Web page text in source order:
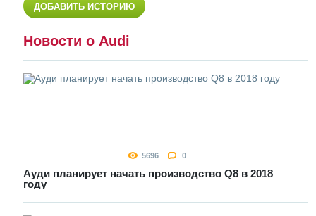
ДОБАВИТЬ ИСТОРИЮ
Новости о Audi
5696 0
Ауди планирует начать производство Q8 в 2018
году